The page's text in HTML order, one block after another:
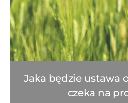
Jaka będzie ustawa
czeka na